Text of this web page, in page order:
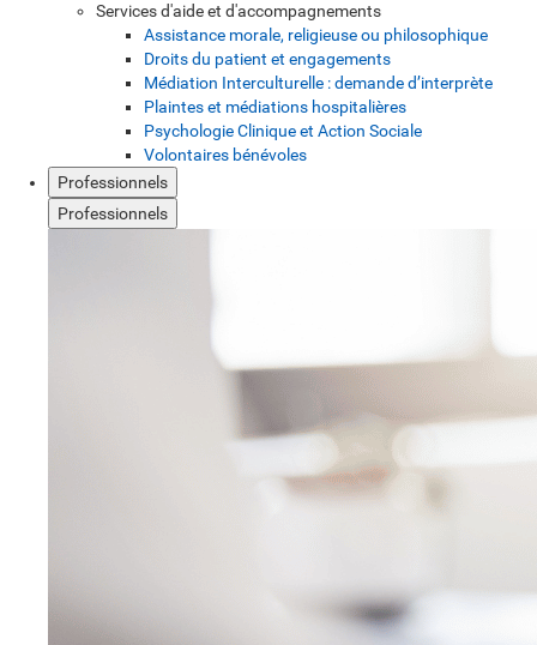
Services d'aide et d'accompagnements
Assistance morale, religieuse ou philosophique
Droits du patient et engagements
Médiation Interculturelle : demande d’interprète
Plaintes et médiations hospitalières
Psychologie Clinique et Action Sociale
Volontaires bénévoles
Professionnels
Professionnels